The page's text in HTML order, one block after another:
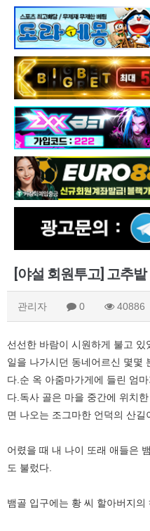
[야설 회원투고] 고추
관리자 0 40886
선선한 바람이 시원하게 불고
일을 나가시던 동네어르신 몇몇
다.순 옥 아줌마가게에 들린 엄
다.독사 골은 마을 중간에 위치
면 나오는 조그마한 언덕의 산길
어렸을 때 내 나이 또래 애들은
도 불렀다.
뱀골 입구에는 황 씨 할아버지의